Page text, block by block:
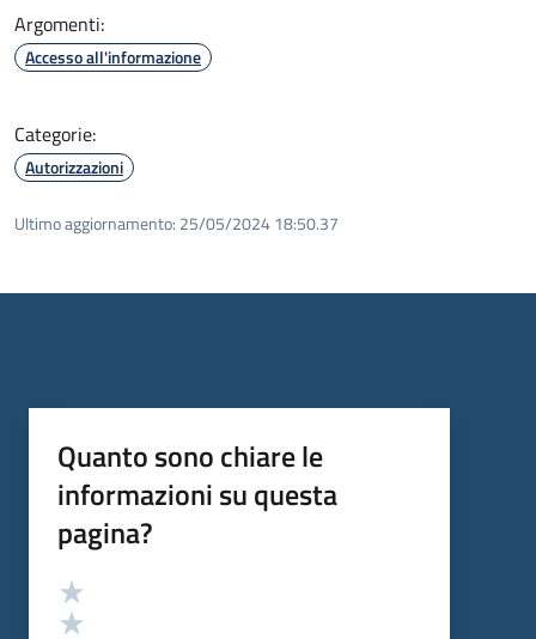
Argomenti:
Accesso all'informazione
Categorie:
Autorizzazioni
Ultimo aggiornamento: 25/05/2024 18:50.37
Quanto sono chiare le
informazioni su questa
pagina?
Valutazione